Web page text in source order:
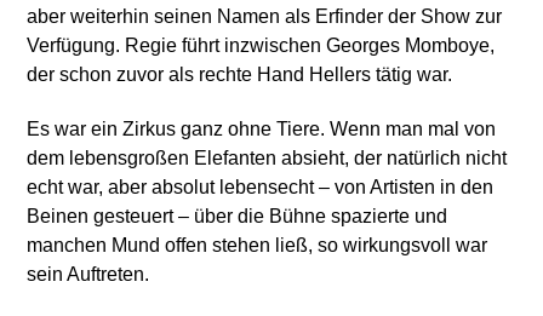
aber weiterhin seinen Namen als Erfinder der Show zur
Verfügung. Regie führt inzwischen Georges Momboye,
der schon zuvor als rechte Hand Hellers tätig war.
Es war ein Zirkus ganz ohne Tiere. Wenn man mal von
dem lebensgroßen Elefanten absieht, der natürlich nicht
echt war, aber absolut lebensecht – von Artisten in den
Beinen gesteuert – über die Bühne spazierte und
manchen Mund offen stehen ließ, so wirkungsvoll war
sein Auftreten.